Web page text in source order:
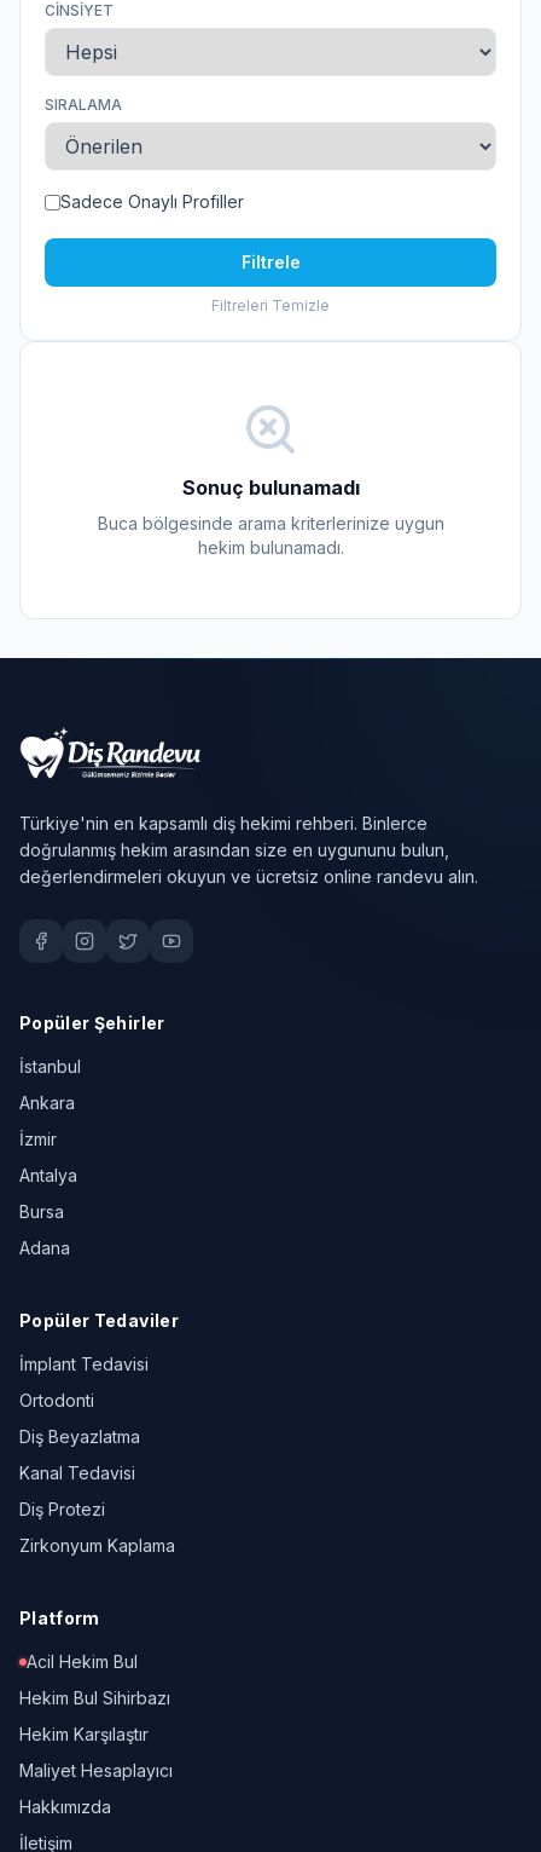
CINSIYET
SIRALAMA
Sadece Onaylı Profiller
Filtrele
Filtreleri Temizle
Sonuç bulunamadı
Buca bölgesinde arama kriterlerinize uygun
hekim bulunamadı.
Türkiye'nin en kapsamlı diş hekimi rehberi. Binlerce
doğrulanmış hekim arasından size en uygununu bulun,
değerlendirmeleri okuyun ve ücretsiz online randevu alın.
Popüler Şehirler
İstanbul
Ankara
İzmir
Antalya
Bursa
Adana
Popüler Tedaviler
İmplant Tedavisi
Ortodonti
Diş Beyazlatma
Kanal Tedavisi
Diş Protezi
Zirkonyum Kaplama
Platform
Acil Hekim Bul
Hekim Bul Sihirbazı
Hekim Karşılaştır
Maliyet Hesaplayıcı
Hakkımızda
İletişim